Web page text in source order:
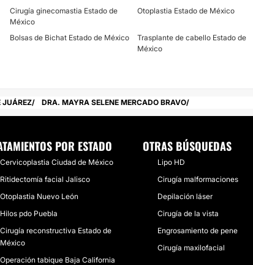
Cirugía ginecomastia Estado de
México
Otoplastia Estado de México
Bolsas de Bichat Estado de México
Trasplante de cabello Estado de
México
JUÁREZ DRA. MAYRA SELENE MERCADO BRAVO
POR ESTADO
Cervicoplastia Ciudad de México
Ritidectomía facial Jalisco
Otoplastia Nuevo León
Hilos pdo Puebla
Cirugía reconstructiva Estado de
México
Operación tabique Baja California
OTRAS BÚSQUEDAS
Lipo HD
Cirugía malformaciones
Depilación láser
Cirugía de la vista
Engrosamiento de pene
Cirugía maxilofacial